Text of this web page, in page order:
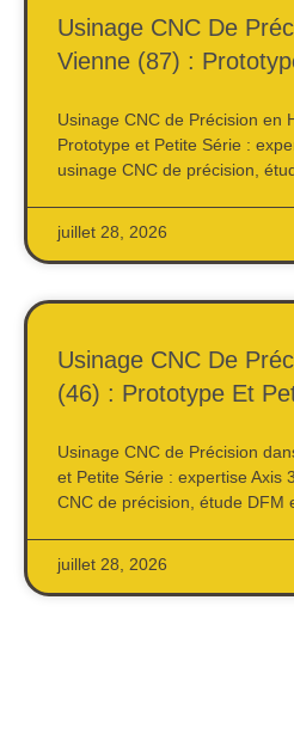
Usinage CNC De
Vienne (87) :
Usinage CNC de Précision en
Prototype et Petite Série :
usinage CNC de précision,
juillet 28, 2026
Usinage CNC De
(46) : Prototype Et
Usinage CNC de Précision
et Petite Série : expertise Axis
CNC de précision, étude
juillet 28, 2026